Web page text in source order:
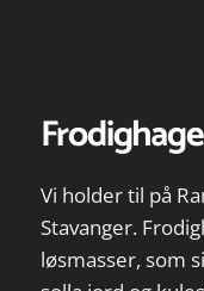
Vi holder til på
Stavanger.
løsmasser, som